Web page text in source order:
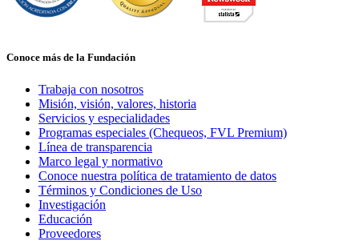
Conoce más de la Fundación
Trabaja con nosotros
Misión, visión, valores, historia
Servicios y especialidades
Programas especiales (Chequeos, FVL Premium)
Línea de transparencia
Marco legal y normativo
Conoce nuestra política de tratamiento de datos
Términos y Condiciones de Uso
Investigación
Educación
Proveedores